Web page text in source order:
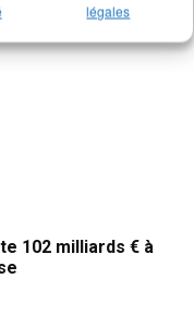
légales
102 milliards € à